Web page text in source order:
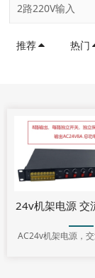
2路220V输入
推荐 热门
24v机架电源 交
AC24v机架电源，